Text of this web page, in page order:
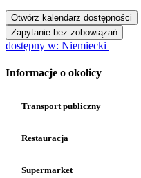
Otwórz kalendarz dostępności
Zapytanie bez zobowiązań
dostępny w: Niemiecki
Informacje o okolicy
Transport publiczny
Restauracja
Supermarket